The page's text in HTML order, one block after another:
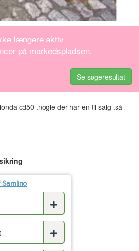
længere aktiv.
på markedspladsen.
Se søgeresultat
cd50 .nogle der har en til salg .så